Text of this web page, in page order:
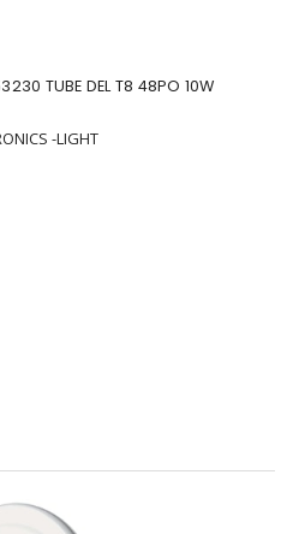
TUBE DEL T8 48PO 10W
-LIGHT